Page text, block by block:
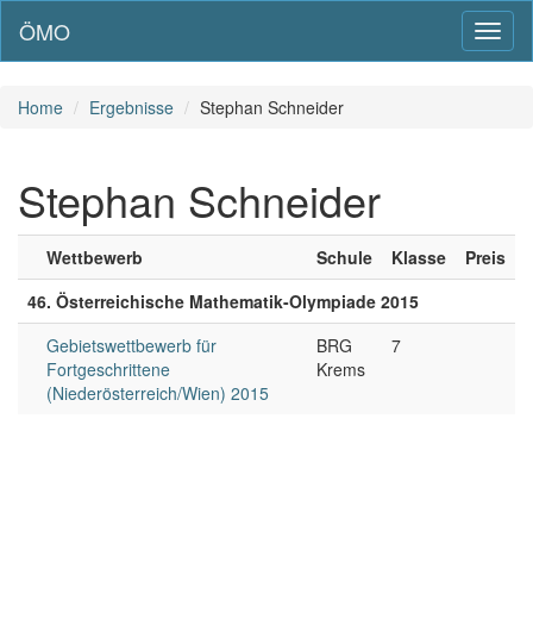
ÖMO
Home Ergebnisse Stephan Schneider
Stephan Schneider
Wettbewerb Schule Klasse
Preis
46. Österreichische Mathematik-Olympiade 2015
Gebietswettbewerb für
Fortgeschrittene
(Niederösterreich/Wien) 2015
BRG
Krems
7